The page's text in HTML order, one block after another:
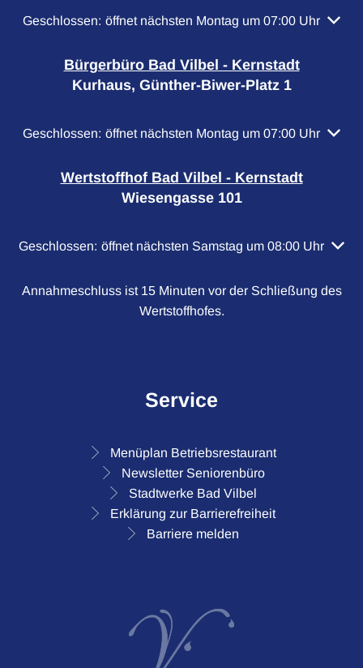
Klicken, um weitere Öffnungs- oder Schließzeiten
Geschlossen: öffnet nächsten Montag um 07:00 Uhr
Bürgerbüro Bad Vilbel - Kernstadt
Kurhaus, Günther-Biwer-Platz 1
Klicken, um weitere Öffnungs- oder Schließzeiten
Geschlossen: öffnet nächsten Montag um 07:00 Uhr
Wertstoffhof Bad Vilbel - Kernstadt
Wiesengasse 101
Klicken, um weitere Öffnungs- oder Schließzeiten
Geschlossen: öffnet nächsten Samstag um 08:00 Uhr
Annahmeschluss ist 15 Minuten vor der Schließung des
Wertstoffhofes.
Service
Menüplan Betriebsrestaurant
Newsletter Seniorenbüro
Stadtwerke Bad Vilbel
Erklärung zur Barrierefreiheit
Barriere melden